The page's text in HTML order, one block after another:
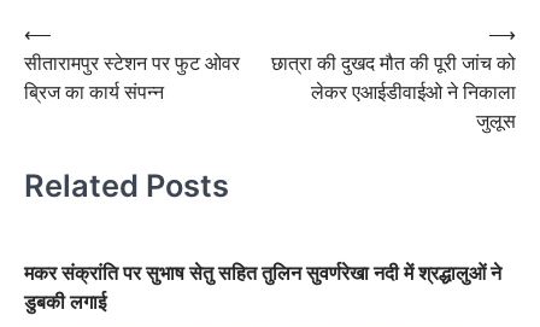
Post
navigation
⟵
सीतारामपुर स्टेशन पर फुट ओवर
ब्रिज का कार्य संपन्न
छात्रा की दुखद मौत की पूरी जांच को
लेकर एआईडीवाईओ ने निकाला
जुलूस
⟶
Related Posts
मकर संक्रांति पर सुभाष सेतु सहित तुलिन सुवर्णरेखा नदी में श्रद्धालुओं ने
डुबकी लगाई